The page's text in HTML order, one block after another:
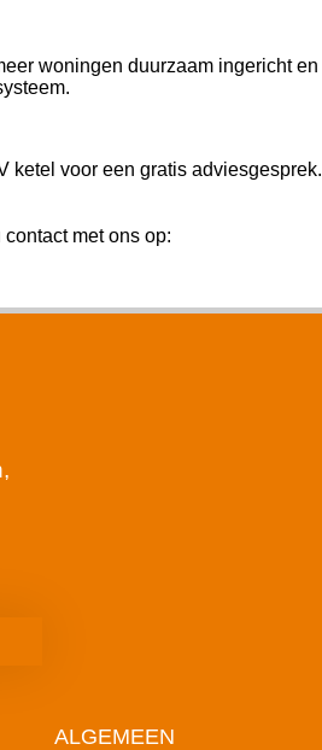
woningen duurzaam ingericht en
ketel voor een gratis adviesgesprek.
met ons op:
ALGEMEEN